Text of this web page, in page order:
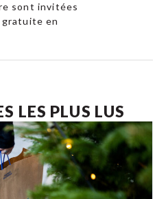
sont invitées
en
LES PLUS LUS